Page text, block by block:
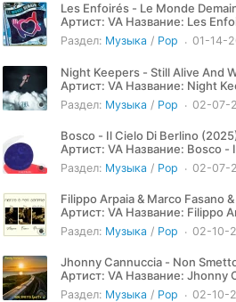
Les Enfoirés - Le Monde
Артист: VA Название: Les Enfoirés - Le Monde Demain (Version Radio) (2025) Жанр: Pop Год: 2025
Количество треков: 1... 01-14-
Раздел: Музыка / Pop
Night Keepers - Still Alive And
Артист: VA Название: Night Keepers - Still Alive And Well (2025) Жанр: Pop Год: 2025 Количество
треков: 3...
02-07-
Раздел: Музыка / Pop
Bosco - Il Cielo Di Berlino
Артист: VA Название: Bosco - Il Cielo Di Berlino (2025) Жанр: Pop Год: 2025 Количество треков: 1
Продолжительность:...02-07-
Раздел: Музыка / Pop
Filippo Arpaia & Marco Fasano
Артист: VA Название: Filippo Arpaia & Marco Fasano & Antonio De Carmine Principe - Niente E' Per
Sempre (2025) Жанр:... 02-10-
Раздел: Музыка / Pop
Jhonny Cannuccia - Non
Артист: VA Название: Jhonny Cannuccia - Non Smetto (2025) Жанр: Pop Год: 2025 Количество
треков: 1
02-10-
Раздел: Музыка / Pop